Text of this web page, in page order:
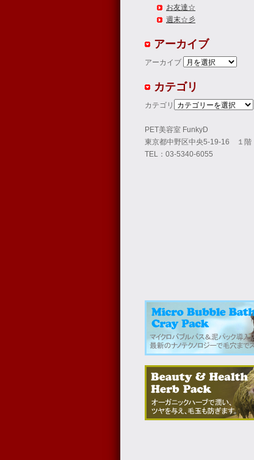
お友達☆
週末☆彡
アーカイブ
アーカイブ
カテゴリ
カテゴリ
PET美容室 FunkyD
東京都中野区中央5-19-16 １階
TEL：03-5340-6055